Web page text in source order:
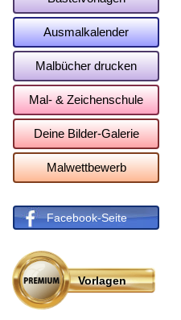
Ausmalkalender
Malbücher drucken
Mal- & Zeichenschule
Deine Bilder-Galerie
Malwettbewerb
Facebook-Seite
Vorlagen